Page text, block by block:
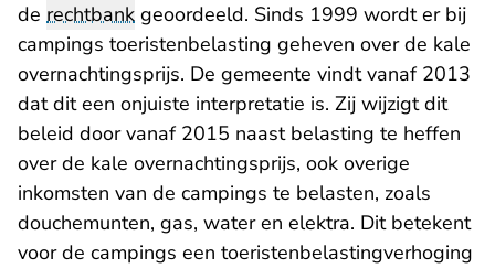
de rechtbank geoordeeld. Sinds 1999 wordt er bij
campings toeristenbelasting geheven over de kale
overnachtingsprijs. De gemeente vindt vanaf 2013
dat dit een onjuiste interpretatie is. Zij wijzigt dit
beleid door vanaf 2015 naast belasting te heffen
over de kale overnachtingsprijs, ook overige
inkomsten van de campings te belasten, zoals
douchemunten, gas, water en elektra. Dit betekent
voor de campings een toeristenbelastingverhoging